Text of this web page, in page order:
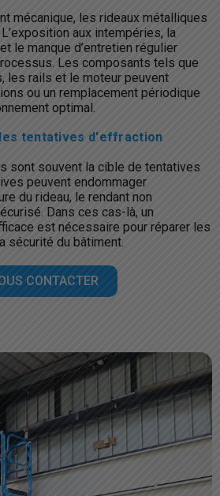
mécanique, les rideaux métalliques
aux intempéries, la
le manque d’entretien régulier
Les composants tels que
les rails et le moteur peuvent
ou un remplacement périodique
optimal.
tentatives d'effraction
sont souvent la cible de tentatives
peuvent endommager
du rideau, le rendant non
Dans ces cas-là, un
est nécessaire pour réparer les
sécurité du bâtiment.
CONTACTER